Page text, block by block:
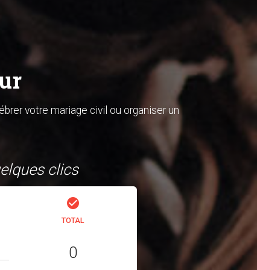
votre mariage civil ou organiser un
clics
check_circle
TOTAL
0